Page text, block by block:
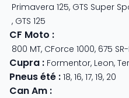
Primavera 125, GTS Super
, GTS 125
CF Moto :
800 MT, CForce 1000, 675 SR-
Cupra : Formentor, Leon,
Pneus été : 18, 16, 17, 19, 20
Can Am :